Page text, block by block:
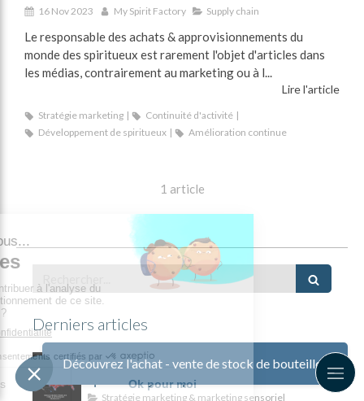
16 Nov 2023 My Spirit Factory Supply chain
Le responsable des achats & approvisionnements du
monde des spiritueux est rarement l'objet d'articles dans
les médias, contrairement au marketing ou à l...
Lire l'article
Stratégie marketing
Continuité d'activité
Développement de spiritueux
Amélioration continue
1 article
Derniers articles
Risque de Sécession aux USA :
quels enjeux pour les vins &
spiritueux français ?
Stratégie marketing & marketing sensoriel
Découvrez l'achat - vente de stock de bouteilles